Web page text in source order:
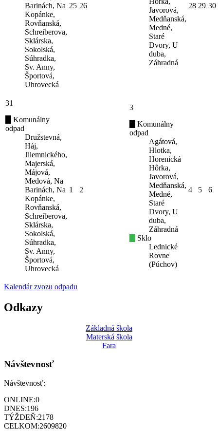
Barinách, Na
Kopánke,
Rovňanská,
Schreiberova,
Sklárska,
Sokolská,
Súhradka,
Sv. Anny,
Športová,
Uhrovecká
25 26
Javorová,
Medňanská,
Medné,
Staré
Dvory, U
duba,
Záhradná
28 29 30
31
Komunálny
odpad
Družstevná,
Háj,
Jilemnického,
Majerská,
Májová,
Medová, Na
Barinách, Na
Kopánke,
Rovňanská,
Schreiberova,
Sklárska,
Sokolská,
Súhradka,
Sv. Anny,
Športová,
Uhrovecká
1 2
3
Komunálny
odpad
Agátová,
Hlotka,
Horenická
Hôrka,
Javorová,
Medňanská,
Medné,
Staré
Dvory, U
duba,
Záhradná
Sklo
Lednické
Rovne
(Púchov)
4 5 6
Kalendár zvozu odpadu
Odkazy
Základná škola
Materská škola
Fara
Návštevnosť
Návštevnosť:
ONLINE:0
DNES:196
TÝŽDEŇ:2178
CELKOM:2609820